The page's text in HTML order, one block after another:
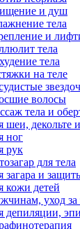
и душ
тела
и
тела
тела
на теле
волосы
тела и
шеи, декольте
ног
рук
для тела
загара и
кожи детей
уход за
депиляции,